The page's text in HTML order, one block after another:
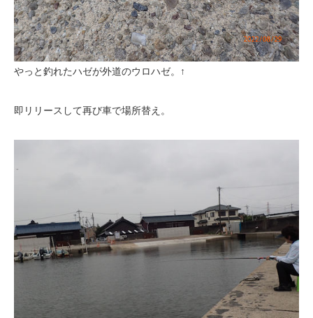
やっと釣れたハゼが外道のウロハゼ。↑
即リリースして再び車で場所替え。